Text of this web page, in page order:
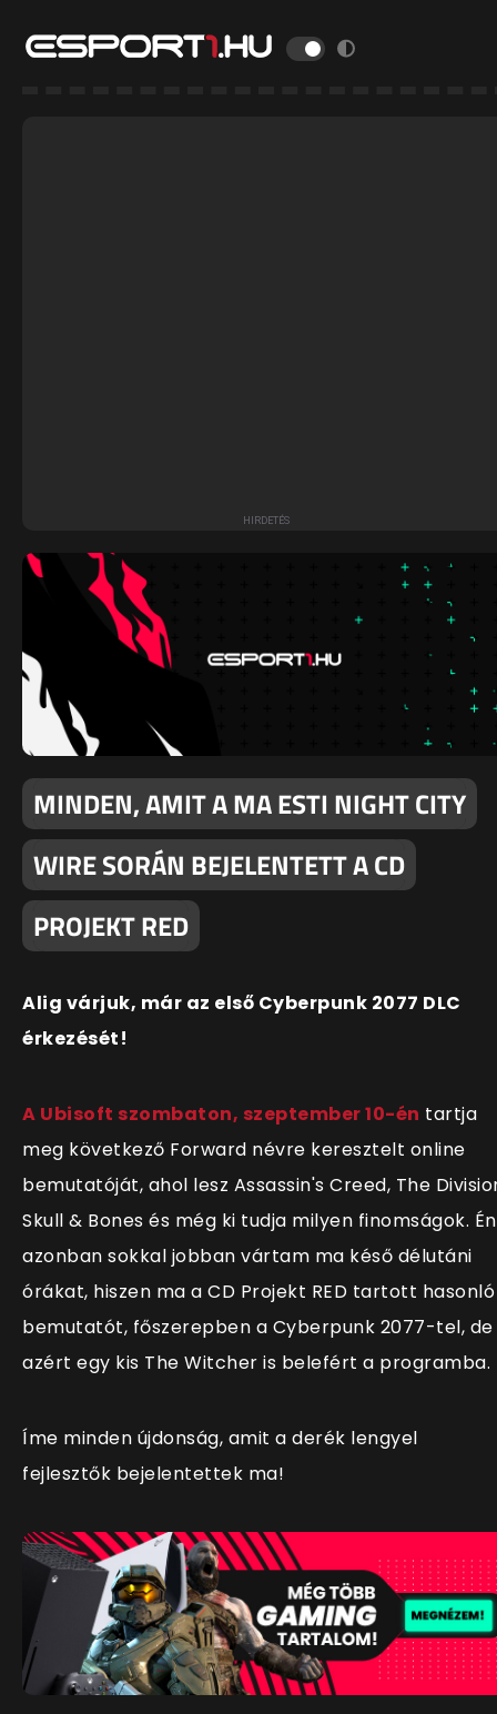
MINDEN, AMIT A MA ESTI NIGHT CITY
WIRE SORÁN BEJELENTETT A CD
PROJEKT RED
Alig várjuk, már az első Cyberpunk 2077 DLC
érkezését!
A Ubisoft szombaton, szeptember 10-én tartja
meg következő Forward névre keresztelt online
bemutatóját, ahol lesz Assassin's Creed, The
Skull & Bones és még ki tudja milyen finomságok. Én
azonban sokkal jobban vártam ma késő délutáni
órákat, hiszen ma a CD Projekt RED tartott hasonló
bemutatót, főszerepben a Cyberpunk 2077-tel, de
azért egy kis The Witcher is belefért a programba.
Íme minden újdonság, amit a derék lengyel
fejlesztők bejelentettek ma!